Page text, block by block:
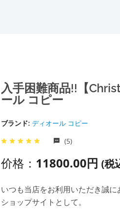
入手困難商品!!【
ール コピー
ブランド: ディオール コピー
(5)
价格： 11800.00円 (税
いつも当店をお利用いただき誠
ショップサイトとして。